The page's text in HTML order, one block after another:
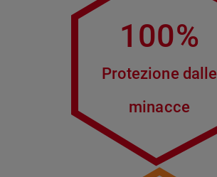
100%
Protezione dalle
minacce